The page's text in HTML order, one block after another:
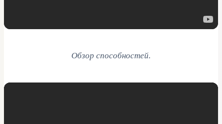
Обзор способностей.